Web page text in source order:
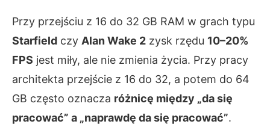
Przy przejściu z 16 do 32 GB RAM w grach typu
Starfield czy Alan Wake 2 zysk rzędu 10–20%
FPS jest miły, ale nie zmienia życia. Przy pracy
architekta przejście z 16 do 32, a potem do 64
GB często oznacza różnicę między „da się
pracować” a „naprawdę da się pracować”.